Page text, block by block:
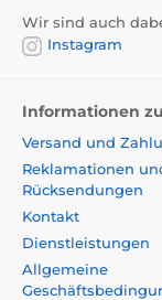
Wir sind auch
Instagram
Informationen
Versand und
Reklamationen
Rücksendungen
Kontakt
Dienstleistungen
Allgemeine